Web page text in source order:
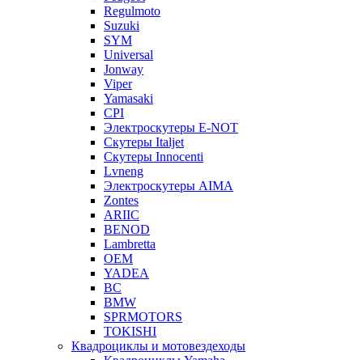
Regulmoto
Suzuki
SYM
Universal
Jonway
Viper
Yamasaki
CPI
Электроскутеры E-NOT
Скутеры Italjet
Скутеры Innocenti
Lvneng
Электроскутеры AIMA
Zontes
ARIIC
BENOD
Lambretta
OEM
YADEA
BC
BMW
SPRMOTORS
TOKISHI
Квадроциклы и мотовездеходы